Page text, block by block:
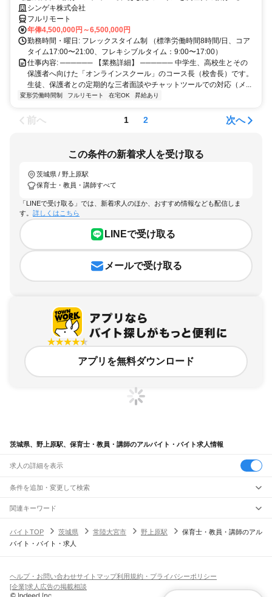
在、事業拡大に伴い、コースをとりまとめるコース長（校舎長）を募集
しています。「教育」のプロとして、場所に縛られない新しい働き方を
始めませんか？
シンゲキ株式会社
フルリモート
年俸4,500,000円～6,500,000円
勤務時間・曜日: フレックスタイム制 （標準労働時間8時間/日、コア
タイム17:00〜21:00、フレキシブルタイム：9:00〜17:00）
仕事内容: ────── 【業務詳細】 ────── 中学生、高校生とその
保護者へ向けた「オンラインスクール」のコース長（校舎長）です。
生徒、保護者との定期的な三者面談やチャットツールでの対応（メ...
変形労働時間制 フルリモート 在宅OK 昇給あり
前へ 1 2 次へ
この条件の新着求人を受け取る
茨城県 / 野上原駅
保育士・教員・講師すべて
「LINEで受け取る」では、新着求人のほか、おすすめ情報なども配信しま
す。 詳しくはこちら
LINEで受け取る
メールで受け取る
アプリを無料ダウンロード
茨城県、野上原駅、保育士・教員・講師のアルバイト・バイト求人情報
求人の詳細を表示
条件を追加・変更して検索
市区町村を追加・変更
茨城県すべて
水戸市 日立市土浦市
行方市鉾田市つくばみらい市小美玉市東茨城郡 那珂郡久慈郡稲敷郡
猿島郡北相馬郡
駅を追加・変更
大甕駅常陸多賀駅日立駅小木津駅十王駅高萩駅南中郷駅磯原駅大津港駅
職種を追加・変更
飲食・フードサービスすべて
ホールスタッフキッチンスタッフ
パン屋（ベーカリー）
バー（BAR）・バーテンダー
人気
雇用形態を追加・変更
関連キーワード
バイトTOP
茨城県 常陸大宮市 野上原駅
保育士・教員・講師のアル
バイト・バイト・求人
ヘルプ・お問い合わせサイトマップ利用規約・プライバシーポリシー
[企業]求人広告の掲載相談